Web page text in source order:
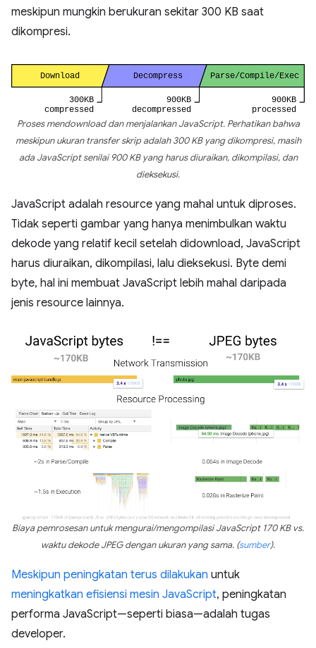
meskipun mungkin berukuran sekitar 300 KB saat
dikompresi.
Proses mendownload dan menjalankan JavaScript. Perhatikan bahwa
meskipun ukuran transfer skrip adalah 300 KB yang dikompresi, masih
ada JavaScript senilai 900 KB yang harus diuraikan, dikompilasi, dan
dieksekusi.
JavaScript adalah resource yang mahal untuk diproses.
Tidak seperti gambar yang hanya menimbulkan waktu
dekode yang relatif kecil setelah didownload, JavaScript
harus diuraikan, dikompilasi, lalu dieksekusi. Byte demi
byte, hal ini membuat JavaScript lebih mahal daripada
jenis resource lainnya.
Biaya pemrosesan untuk mengurai/mengompilasi JavaScript 170 KB vs.
waktu dekode JPEG dengan ukuran yang sama. (sumber).
Meskipun peningkatan terus dilakukan untuk
meningkatkan efisiensi mesin JavaScript, peningkatan
performa JavaScript—seperti biasa—adalah tugas
developer.